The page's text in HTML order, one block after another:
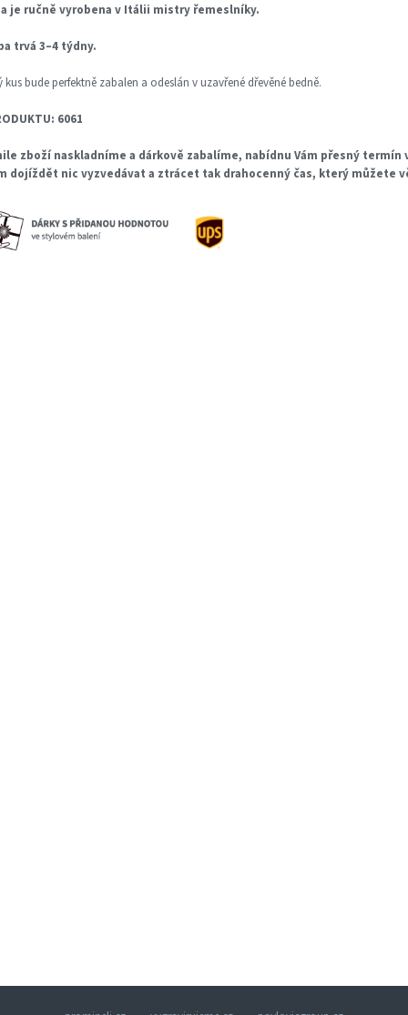
je ručně vyrobena v Itálii mistry řemeslníky.
trvá 3–4 týdny.
kus bude perfektně zabalen a odeslán v uzavřené dřevěné bedně.
6061
zboží naskladníme a dárkově zabalíme, nabídnu Vám přesný
dojíždět nic vyzvedávat a ztrácet tak drahocenný čas, který můžete